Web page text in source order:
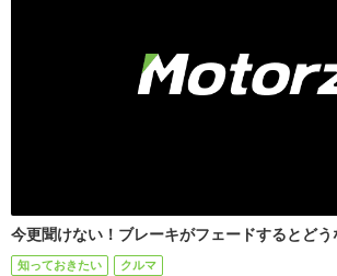
今更聞けない！ブレーキがフェードするとどう
知っておきたい クルマ